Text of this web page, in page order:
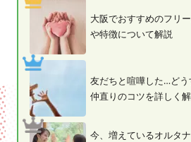
大阪でおすすめのフリ
や特徴について解説
友だちと喧嘩した…どう
仲直りのコツを詳しく解
今、増えているオルタ